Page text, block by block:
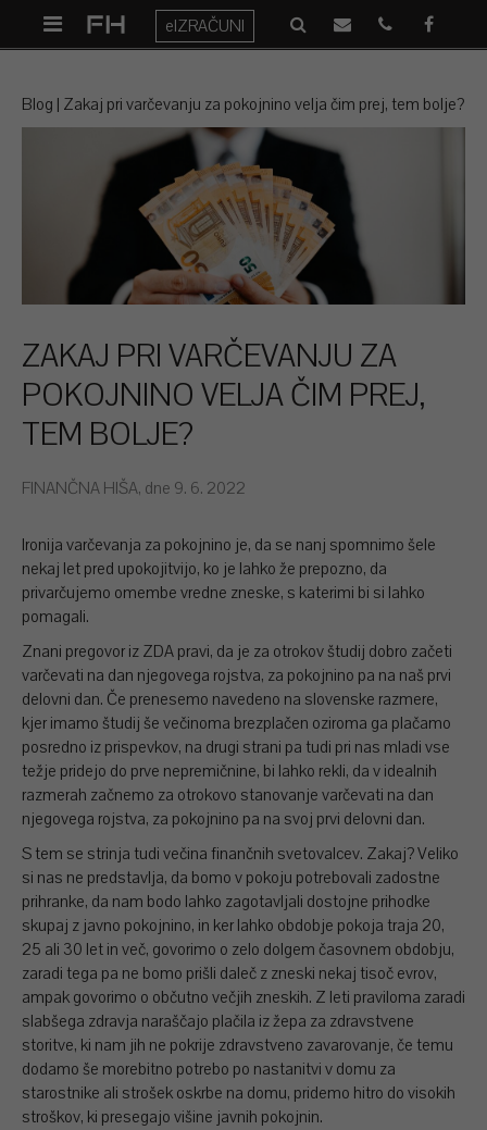
eIZRAČUNI
Blog Zakaj pri varčevanju za pokojnino velja čim prej, tem bolje?
ZAKAJ PRI VARČEVANJU ZA
POKOJNINO VELJA ČIM PREJ,
TEM BOLJE?
FINANČNA HIŠA, dne 9. 6. 2022
Ironija varčevanja za pokojnino je, da se nanj spomnimo šele
nekaj let pred upokojitvijo, ko je lahko že prepozno, da
privarčujemo omembe vredne zneske, s katerimi bi si lahko
pomagali.
Znani pregovor iz ZDA pravi, da je za otrokov študij dobro začeti
varčevati na dan njegovega rojstva, za pokojnino pa na naš prvi
delovni dan. Če prenesemo navedeno na slovenske razmere,
kjer imamo študij še večinoma brezplačen oziroma ga plačamo
posredno iz prispevkov, na drugi strani pa tudi pri nas mladi vse
težje pridejo do prve nepremičnine, bi lahko rekli, da v idealnih
razmerah začnemo za otrokovo stanovanje varčevati na dan
njegovega rojstva, za pokojnino pa na svoj prvi delovni dan.
S tem se strinja tudi večina finančnih svetovalcev. Zakaj? Veliko
si nas ne predstavlja, da bomo v pokoju potrebovali zadostne
prihranke, da nam bodo lahko zagotavljali dostojne prihodke
skupaj z javno pokojnino, in ker lahko obdobje pokoja traja 20,
25 ali 30 let in več, govorimo o zelo dolgem časovnem obdobju,
zaradi tega pa ne bomo prišli daleč z zneski nekaj tisoč evrov,
ampak govorimo o občutno večjih zneskih. Z leti praviloma zaradi
slabšega zdravja naraščajo plačila iz žepa za zdravstvene
storitve, ki nam jih ne pokrije zdravstveno zavarovanje, če temu
dodamo še morebitno potrebo po nastanitvi v domu za
starostnike ali strošek oskrbe na domu, pridemo hitro do visokih
stroškov, ki presegajo višine javnih pokojnin.